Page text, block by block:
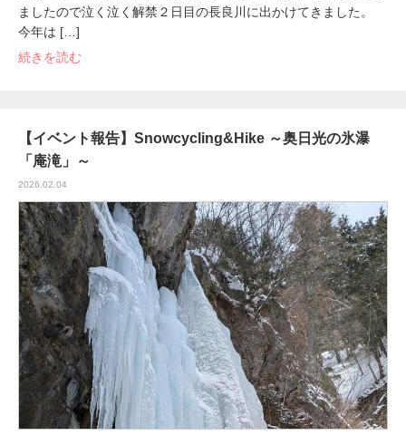
ましたので泣く泣く解禁２日目の長良川に出かけてきました。
今年は […]
続きを読む
【イベント報告】Snowcycling&Hike ～奥日光の氷瀑
「庵滝」～
2026.02.04